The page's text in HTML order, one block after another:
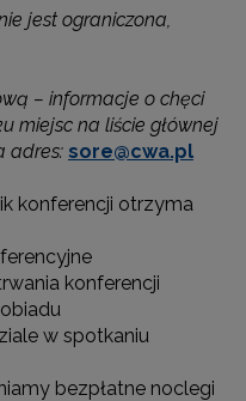
jest ograniczona,
– informacje o chęci
miejsc na liście głównej
adres: sore@cwa.pl
konferencji otrzyma
konferencji
w spotkaniu
bezpłatne noclegi